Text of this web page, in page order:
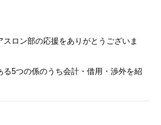
ロン部の応援をありがとうございま
5つの係のうち会計・借用・渉外を紹